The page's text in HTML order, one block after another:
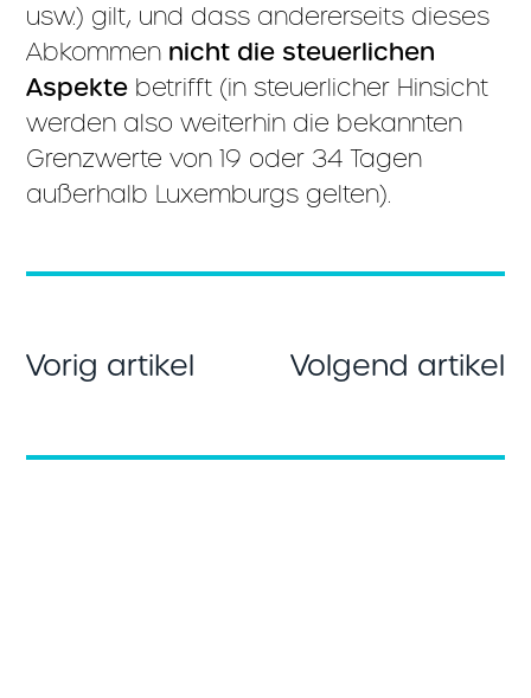
usw.) gilt, und dass andererseits dieses
Abkommen nicht die steuerlichen
Aspekte betrifft (in steuerlicher Hinsicht
werden also weiterhin die bekannten
Grenzwerte von 19 oder 34 Tagen
außerhalb Luxemburgs gelten).
Vorig artikel Volgend artikel